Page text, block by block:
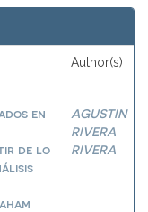
Author(s)
en
de lo
AGUSTIN
RIVERA
RIVERA